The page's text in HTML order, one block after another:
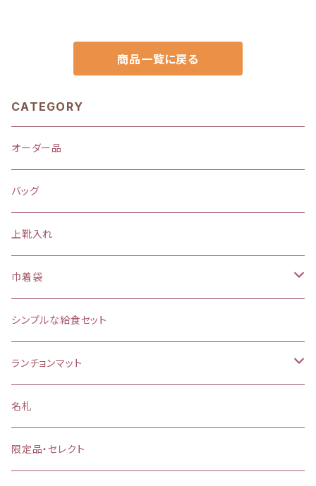
商品一覧に戻る
CATEGORY
オーダー品
バッグ
上靴入れ
巾着袋
(大)約 縦37×横34マチ＋8cm
お弁当袋
【給食袋・おやつ袋】約 縦25×20cm
シンプルな給食セット
ランチョンマット
縦25×横35cm
縦30×横40cm
名札
限定品・セレクト